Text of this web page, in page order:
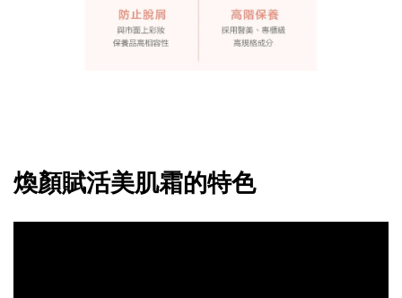
煥顏賦活美肌霜的特色